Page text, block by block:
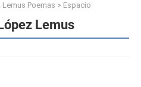
Poemas > Espacio
Lemus